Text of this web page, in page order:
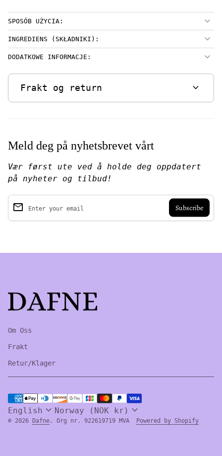
SPOSÓB UŻYCIA:
INGREDIENS (SKŁADNIKI):
DODATKOWE INFORMACJE:
Frakt og return expand_more
Meld deg på nyhetsbrevet vårt
Vær først ute ved å holde deg oppdatert
på nyheter og tilbud!
Enter your email
email
Om Oss
Frakt
Retur/Klager
Payment methods
English expand_more Norway (NOK kr) expand_more
© 2026 Dafne . Org nr. 922619719 MVA Powered by Shopify(link